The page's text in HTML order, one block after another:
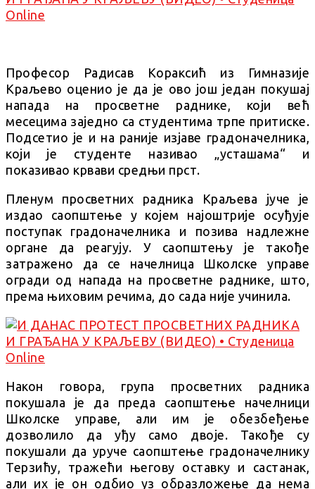
Професор Радисав Кораксић из Гимназије
Краљево оценио је да је ово још један покушај
напада на просветне раднике, који већ
месецима заједно са студентима трпе притиске.
Подсетио је и на раније изјаве градоначелника,
који је студенте називао „усташама“ и
показивао крвави средњи прст.
Пленум просветних радника Краљева јуче је
издао саопштење у којем најоштрије осуђује
поступак градоначелника и позива надлежне
органе да реагују. У саопштењу је такође
затражено да се начелница Школске управе
огради од напада на просветне раднике, што,
према њиховим речима, до сада није учинила.
Након говора, група просветних радника
покушала је да преда саопштење начелници
Школске управе, али им је обезбеђење
дозволило да уђу само двоје. Такође су
покушали да уруче саопштење градоначелнику
Терзићу, тражећи његову оставку и састанак,
али их је он одбио уз образложење да нема